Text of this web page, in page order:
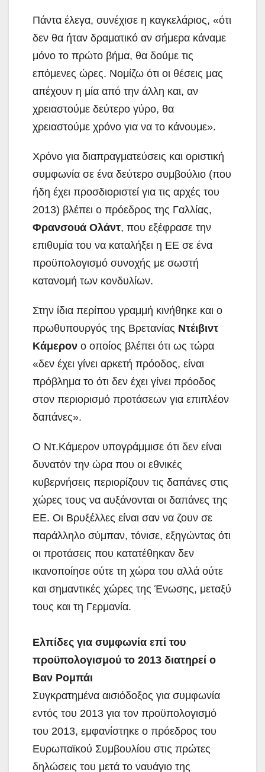
Πάντα έλεγα, συνέχισε η καγκελάριος, «ότι
δεν θα ήταν δραματικό αν σήμερα κάναμε
μόνο το πρώτο βήμα, θα δούμε τις
επόμενες ώρες. Νομίζω ότι οι θέσεις μας
απέχουν η μία από την άλλη και, αν
χρειαστούμε δεύτερο γύρο, θα
χρειαστούμε χρόνο για να το κάνουμε».
Χρόνο για διαπραγματεύσεις και οριστική
συμφωνία σε ένα δεύτερο συμβούλιο (που
ήδη έχει προσδιοριστεί για τις αρχές του
2013) βλέπει ο πρόεδρος της Γαλλίας,
Φρανσουά Ολάντ, που εξέφρασε την
επιθυμία του να καταλήξει η ΕΕ σε ένα
προϋπολογισμό συνοχής με σωστή
κατανομή των κονδυλίων.
Στην ίδια περίπου γραμμή κινήθηκε και ο
πρωθυπουργός της Βρετανίας Ντέιβιντ
Κάμερον ο οποίος βλέπει ότι ως τώρα
«δεν έχει γίνει αρκετή πρόοδος, είναι
πρόβλημα το ότι δεν έχει γίνει πρόοδος
στον περιορισμό προτάσεων για επιπλέον
δαπάνες».
Ο Ντ.Κάμερον υπογράμμισε ότι δεν είναι
δυνατόν την ώρα που οι εθνικές
κυβερνήσεις περιορίζουν τις δαπάνες στις
χώρες τους να αυξάνονται οι δαπάνες της
ΕΕ. Οι Βρυξέλλες είναι σαν να ζουν σε
παράλληλο σύμπαν, τόνισε, εξηγώντας ότι
οι προτάσεις που κατατέθηκαν δεν
ικανοποίησε ούτε τη χώρα του αλλά ούτε
και σημαντικές χώρες της Ένωσης, μεταξύ
τους και τη Γερμανία.
Ελπίδες για συμφωνία επί του
προϋπολογισμού το 2013 διατηρεί ο
Βαν Ρομπάι
Συγκρατημένα αισιόδοξος για συμφωνία
εντός του 2013 για τον προϋπολογισμό
του 2013, εμφανίστηκε ο πρόεδρος του
Ευρωπαϊκού Συμβουλίου στις πρώτες
δηλώσεις του μετά το ναυάγιο της